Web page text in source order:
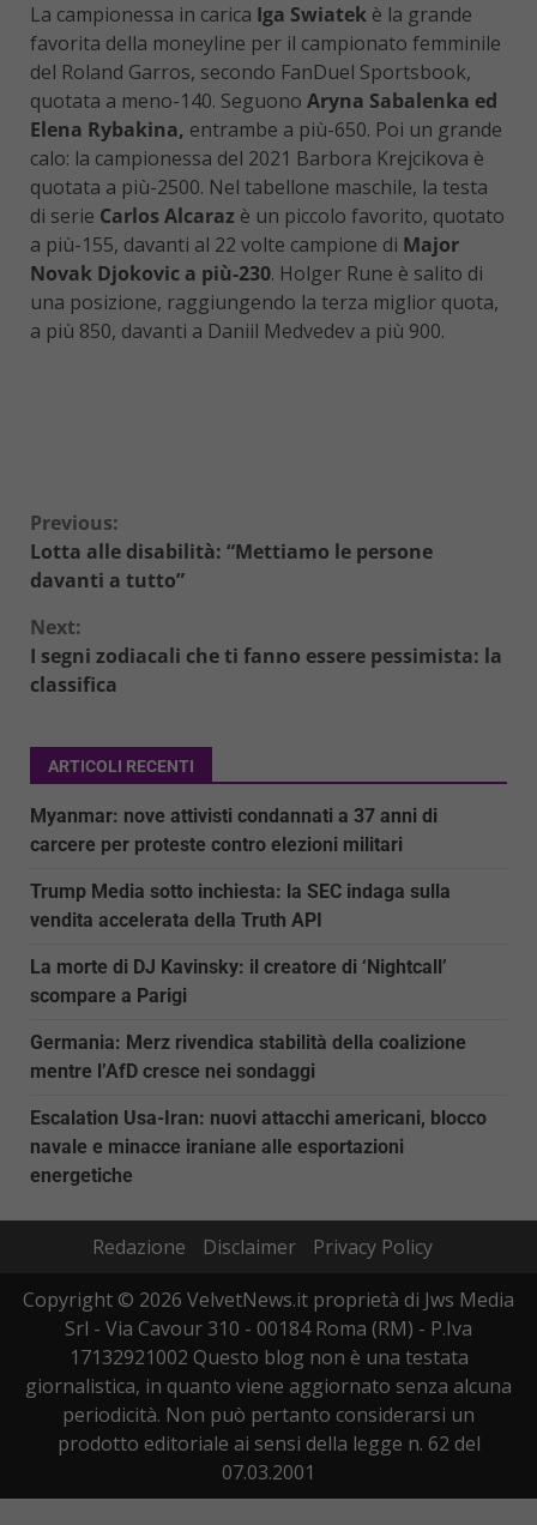
La campionessa in carica Iga Swiatek è la grande
favorita della moneyline per il campionato femminile
del Roland Garros, secondo FanDuel Sportsbook,
quotata a meno-140. Seguono Aryna Sabalenka ed
Elena Rybakina, entrambe a più-650. Poi un grande
calo: la campionessa del 2021 Barbora Krejcikova è
quotata a più-2500. Nel tabellone maschile, la testa
di serie Carlos Alcaraz è un piccolo favorito, quotato
a più-155, davanti al 22 volte campione di Major
Novak Djokovic a più-230. Holger Rune è salito di
una posizione, raggiungendo la terza miglior quota,
a più 850, davanti a Daniil Medvedev a più 900.
Continue
Reading
Previous:
Lotta alle disabilità: “Mettiamo le persone
davanti a tutto”
Next:
I segni zodiacali che ti fanno essere pessimista: la
classifica
ARTICOLI RECENTI
Myanmar: nove attivisti condannati a 37 anni di
carcere per proteste contro elezioni militari
Trump Media sotto inchiesta: la SEC indaga sulla
vendita accelerata della Truth API
La morte di DJ Kavinsky: il creatore di ‘Nightcall’
scompare a Parigi
Germania: Merz rivendica stabilità della coalizione
mentre l’AfD cresce nei sondaggi
Escalation Usa-Iran: nuovi attacchi americani, blocco
navale e minacce iraniane alle esportazioni
energetiche
Redazione Disclaimer
Privacy Policy
Copyright © 2026 VelvetNews.it proprietà di Jws Media
Srl - Via Cavour 310 - 00184 Roma (RM) - P.Iva
17132921002 Questo blog non è una testata
giornalistica, in quanto viene aggiornato senza alcuna
periodicità. Non può pertanto considerarsi un
prodotto editoriale ai sensi della legge n. 62 del
07.03.2001